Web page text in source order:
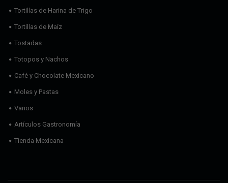
Tortillas de Harina de Trigo
Tortillas de Maíz
Tostadas
Totopos y Nachos
Café y Chocolate Mexicano
Moles y Pastas
Varios
Artículos Gastronomía
Tienda Mexicana